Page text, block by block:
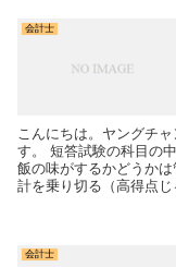
会計士
こんにちは。ヤングチ
す。 短答試験の科目の
飯の味がするかどうか
計を乗り切る（高得点じ
会計士